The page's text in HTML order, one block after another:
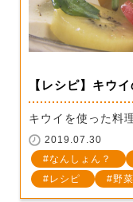
【レシピ】キウ
キウイを使った料
2019.07.30
なんしょん？
レシピ
野